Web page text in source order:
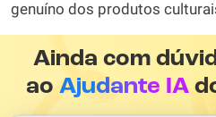
genuíno dos produtos
Ainda com
aoAjudante IA